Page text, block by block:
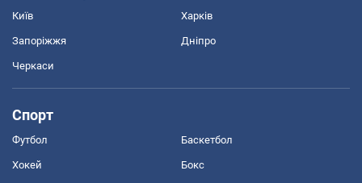
Київ Харків
Запоріжжя Дніпро
Черкаси
Спорт
Футбол Баскетбол
Хокей Бокс